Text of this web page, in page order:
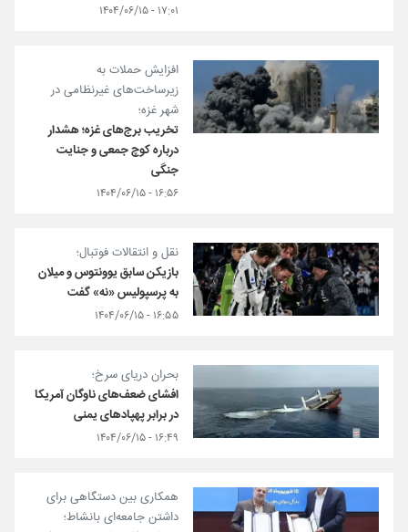
۱۷:۰۱ - ۱۴۰۴/۰۶/۱۵
افزایش حملات به
زیرساخت‌های غیرنظامی در
شهر غزه؛
تخریب برج‌های غزه؛ هشدار
درباره کوچ جمعی و جنایت
جنگی
۱۶:۵۶ - ۱۴۰۴/۰۶/۱۵
نقل و انتقالات فوتبال؛
بازیکن سابق یوونتوس و میلان
به پرسپولیس «نه» گفت
۱۶:۵۵ - ۱۴۰۴/۰۶/۱۵
بحران دریای سرخ؛
افشای ضعف‌های ناوگان آمریکا
در برابر پهپادهای یمنی
۱۶:۴۹ - ۱۴۰۴/۰۶/۱۵
همکاری بین دستگاهی برای
داشتن جامعه‌ای بانشاط؛